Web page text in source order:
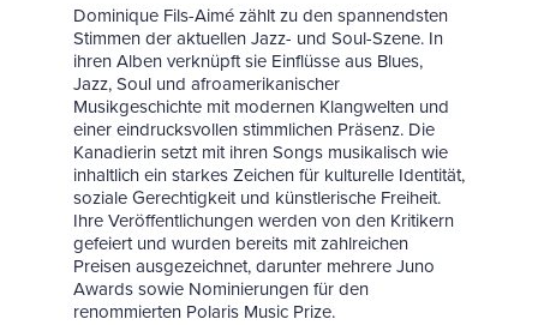
Dominique Fils-Aimé zählt zu den spannendsten
Stimmen der aktuellen Jazz- und Soul-Szene. In
ihren Alben verknüpft sie Einflüsse aus Blues,
Jazz, Soul und afroamerikanischer
Musikgeschichte mit modernen Klangwelten und
einer eindrucksvollen stimmlichen Präsenz. Die
Kanadierin setzt mit ihren Songs musikalisch wie
inhaltlich ein starkes Zeichen für kulturelle Identität,
soziale Gerechtigkeit und künstlerische Freiheit.
Ihre Veröffentlichungen werden von den Kritikern
gefeiert und wurden bereits mit zahlreichen
Preisen ausgezeichnet, darunter mehrere Juno
Awards sowie Nominierungen für den
renommierten Polaris Music Prize.